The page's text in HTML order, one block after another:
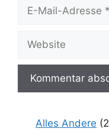
Mail-
Alles Andere